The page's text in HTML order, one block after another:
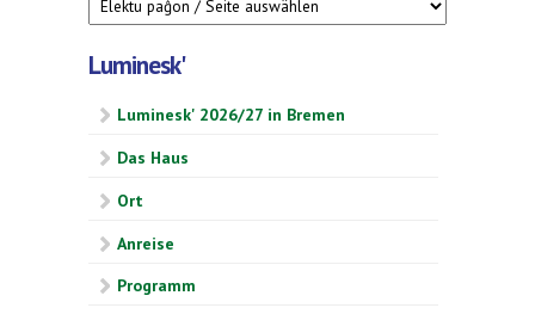
Luminesk'
Luminesk' 2026/27 in Bremen
Das Haus
Ort
Anreise
Programm